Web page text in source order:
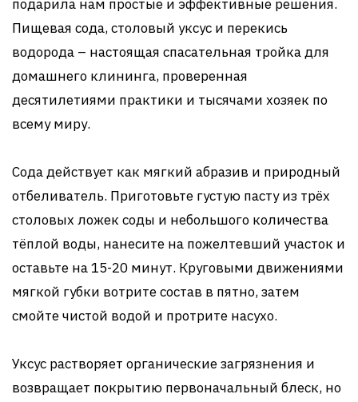
подарила нам простые и эффективные решения.
Пищевая сода, столовый уксус и перекись
водорода – настоящая спасательная тройка для
домашнего клининга, проверенная
десятилетиями практики и тысячами хозяек по
всему миру.
Сода действует как мягкий абразив и природный
отбеливатель. Приготовьте густую пасту из трёх
столовых ложек соды и небольшого количества
тёплой воды, нанесите на пожелтевший участок и
оставьте на 15-20 минут. Круговыми движениями
мягкой губки вотрите состав в пятно, затем
смойте чистой водой и протрите насухо.
Уксус растворяет органические загрязнения и
возвращает покрытию первоначальный блеск, но